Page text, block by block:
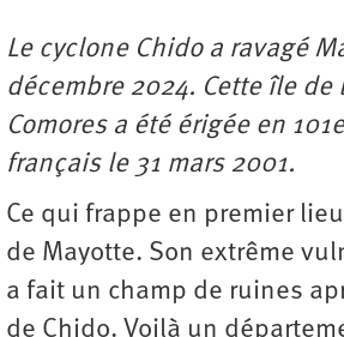
Le cyclone Chido a ravagé
décembre 2024. Cette île de
Comores a été érigée en
français le 31 mars 2001.
Ce qui frappe en premier
de Mayotte. Son extrême
a fait un champ de ruines
de Chido. Voilà un